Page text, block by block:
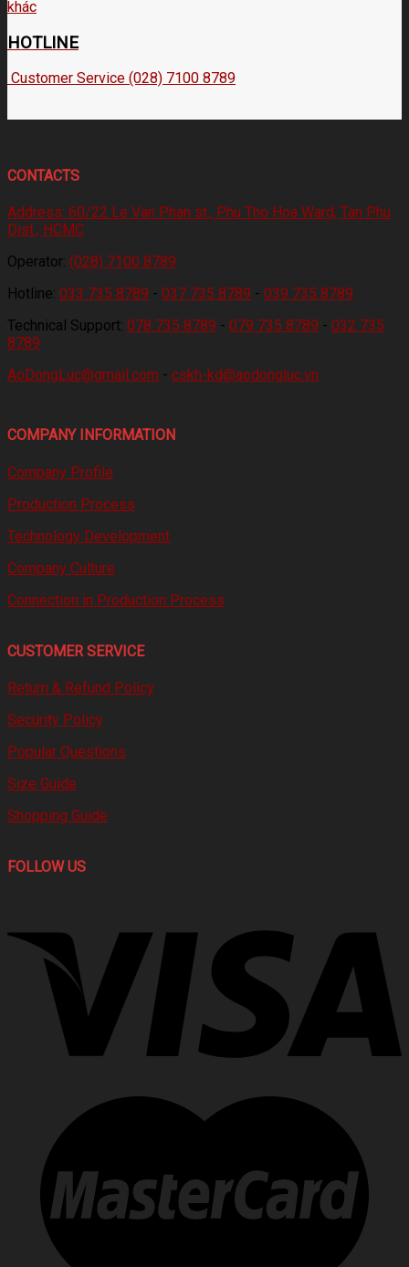
HOTLINE
Customer Service (028) 7100 8789
CONTACTS
Address: 60/22 Le Van Phan st., Phu Tho Hoa Ward, Tan Phu
Dist., HCMC
Operator: (028) 7100 8789
Hotline: 033 735 8789 - 037 735 8789 - 039 735 8789
Technical Support: 078 735 8789 - 079 735 8789 - 032 735
8789
AoDongLuc@gmail.com - cskh-kd@aodongluc.vn
COMPANY INFORMATION
Company Profile
Production Process
Technology Development
Company Culture
Connection in Production Process
CUSTOMER SERVICE
Return & Refund Policy
Security Policy
Popular Questions
Size Guide
Shopping Guide
FOLLOW US